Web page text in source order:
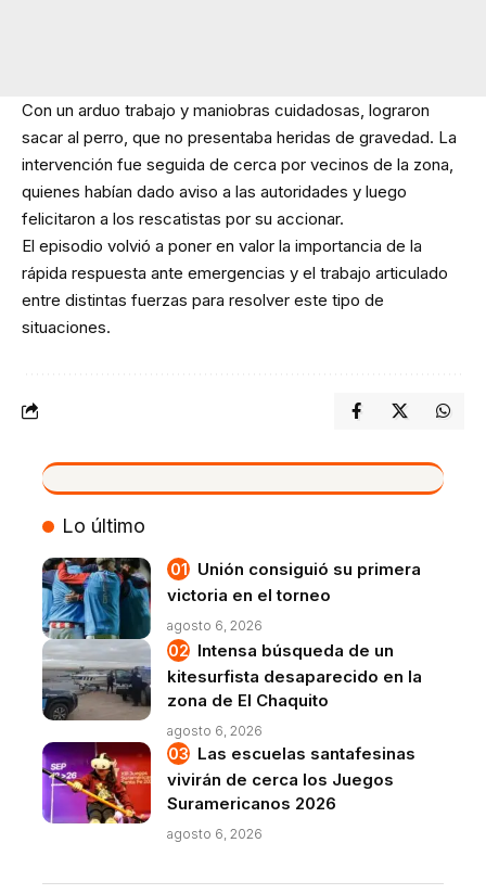
Con un arduo trabajo y maniobras cuidadosas, lograron
sacar al perro, que no presentaba heridas de gravedad. La
intervención fue seguida de cerca por vecinos de la zona,
quienes habían dado aviso a las autoridades y luego
felicitaron a los rescatistas por su accionar.
El episodio volvió a poner en valor la importancia de la
rápida respuesta ante emergencias y el trabajo articulado
entre distintas fuerzas para resolver este tipo de
situaciones.
VIVO
Lo último
Unión consiguió su primera
victoria en el torneo
agosto 6, 2026
Intensa búsqueda de un
kitesurfista desaparecido en la
zona de El Chaquito
agosto 6, 2026
Las escuelas santafesinas
vivirán de cerca los Juegos
Suramericanos 2026
agosto 6, 2026